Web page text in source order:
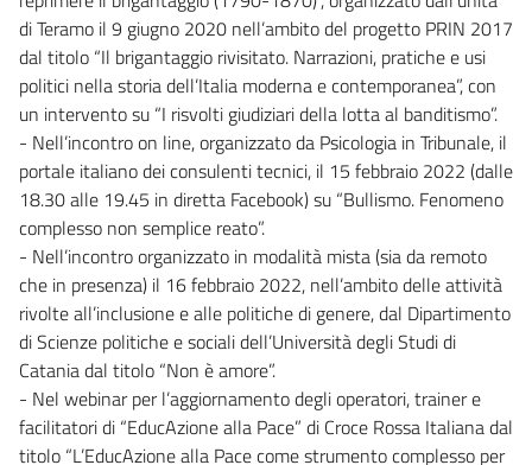
di Teramo il 9 giugno 2020 nell’ambito del progetto PRIN 2017
dal titolo “Il brigantaggio rivisitato. Narrazioni, pratiche e usi
politici nella storia dell’Italia moderna e contemporanea”, con
un intervento su “I risvolti giudiziari della lotta al banditismo”.
- Nell’incontro on line, organizzato da Psicologia in Tribunale, il
portale italiano dei consulenti tecnici, il 15 febbraio 2022 (dalle
18.30 alle 19.45 in diretta Facebook) su “Bullismo. Fenomeno
complesso non semplice reato”.
- Nell’incontro organizzato in modalità mista (sia da remoto
che in presenza) il 16 febbraio 2022, nell’ambito delle attività
rivolte all’inclusione e alle politiche di genere, dal Dipartimento
di Scienze politiche e sociali dell’Università degli Studi di
Catania dal titolo “Non è amore”.
- Nel webinar per l’aggiornamento degli operatori, trainer e
facilitatori di “EducAzione alla Pace” di Croce Rossa Italiana dal
titolo “L’EducAzione alla Pace come strumento complesso per